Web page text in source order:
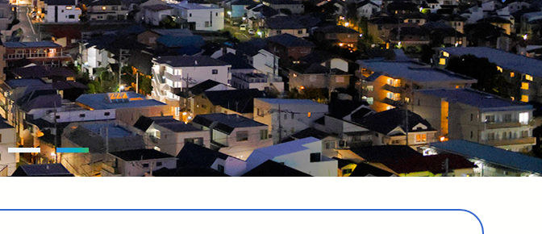
化活動
ライフサポート
ショッピング
CLUBカードセゾン
る取り組み
サイクルトレイン
ら版
ータ 体験可能施設情報
ス
公式YouTube
線アプリでチケット購入キャンペーン」を実施します！ （PDFを開く）
武線アプリでチケット購入キャンペーン」を開始しました。